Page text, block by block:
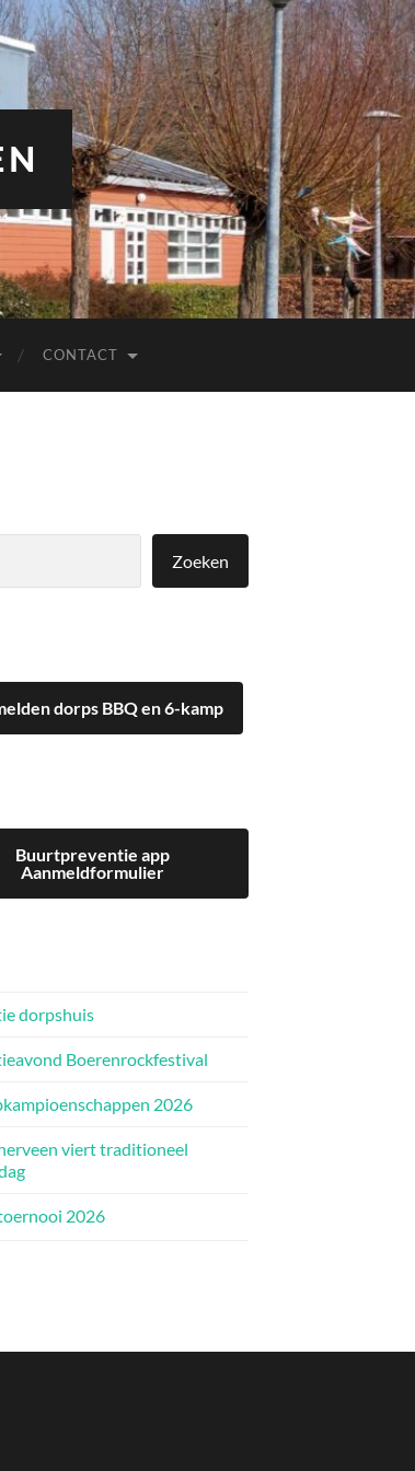
CONTACT
Zoeken
dorps BBQ en 6-kamp
Buurtpreventie app
Aanmeldformulier
dorpshuis
Boerenrockfestival
2026
viert traditioneel
2026